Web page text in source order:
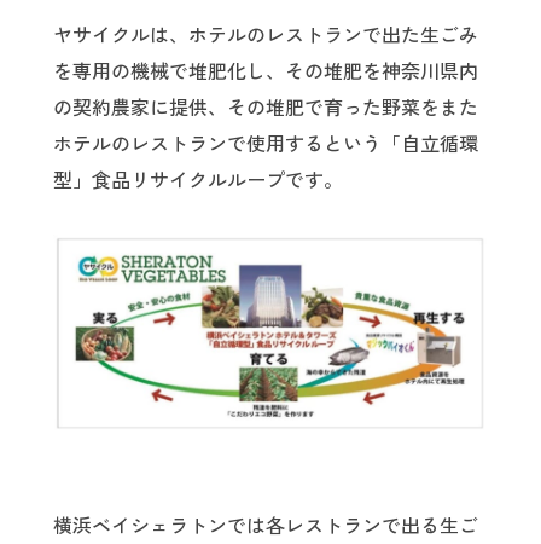
ヤサイクルは、ホテルのレストランで出た生ごみ
を専用の機械で堆肥化し、その堆肥を神奈川県内
の契約農家に提供、その堆肥で育った野菜をまた
ホテルのレストランで使用するという「自立循環
型」食品リサイクルループです。
横浜ベイシェラトンでは各レストランで出る生ご